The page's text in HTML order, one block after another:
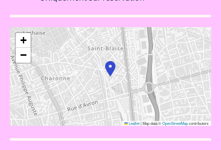
+
−
Leaflet|Map data ©OpenStreetMapcontributors